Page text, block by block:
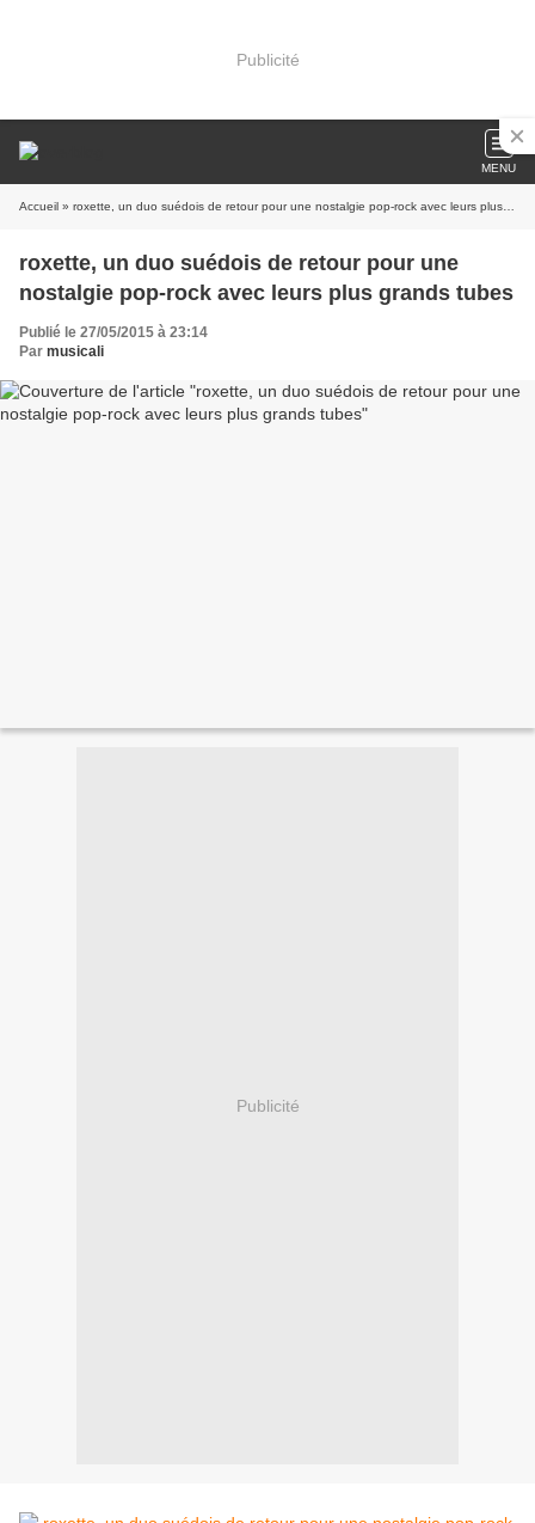
Publicité
MENU
Accueil » roxette, un duo suédois de retour pour une nostalgie pop-rock avec leurs plus grands tubes
roxette, un duo suédois de retour pour une
nostalgie pop-rock avec leurs plus grands tubes
Publié le 27/05/2015 à 23:14
Par musicali
Publicité